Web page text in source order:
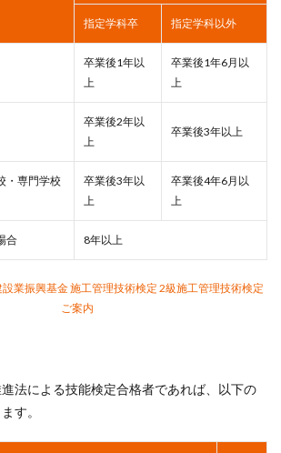
指定学科卒 指定学科以外
卒業後1年以
上
卒業後1年6月以
上
卒業後2年以
上
卒業後3年以上
・専門学校
卒業後3年以
上
卒業後4年6月以
上
合 8年以上
業振興基金 施工管理技術検定 2級施工管理技術検定
ご案内
法による技能検定合格者であれば、以下の
す。